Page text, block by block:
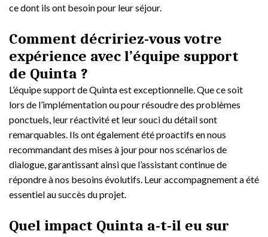
ce dont ils ont besoin pour leur séjour.
Comment décririez-vous votre
expérience avec l’équipe support
de Quinta ?
L’équipe support de Quinta est exceptionnelle. Que ce soit
lors de l’implémentation ou pour résoudre des problèmes
ponctuels, leur réactivité et leur souci du détail sont
remarquables. Ils ont également été proactifs en nous
recommandant des mises à jour pour nos scénarios de
dialogue, garantissant ainsi que l’assistant continue de
répondre à nos besoins évolutifs. Leur accompagnement a été
essentiel au succès du projet.
Quel impact Quinta a-t-il eu sur